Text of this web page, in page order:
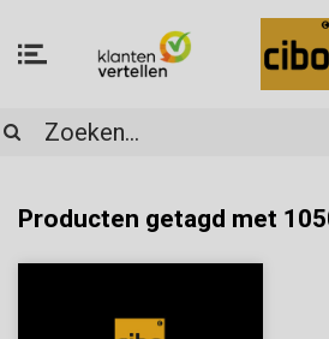
Producten getagd met